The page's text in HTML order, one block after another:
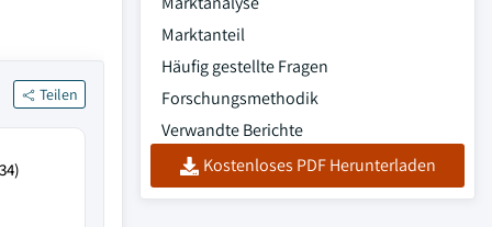
Teilen
Marktanteil
Häufig gestellte Fragen
Forschungsmethodik
Verwandte Berichte
Kostenloses PDF Herunterladen